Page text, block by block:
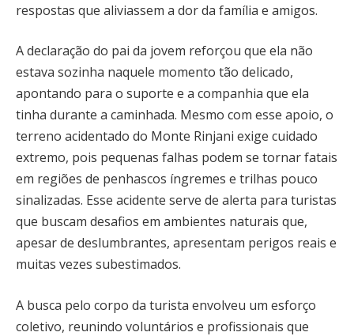
respostas que aliviassem a dor da família e amigos.
A declaração do pai da jovem reforçou que ela não
estava sozinha naquele momento tão delicado,
apontando para o suporte e a companhia que ela
tinha durante a caminhada. Mesmo com esse apoio, o
terreno acidentado do Monte Rinjani exige cuidado
extremo, pois pequenas falhas podem se tornar fatais
em regiões de penhascos íngremes e trilhas pouco
sinalizadas. Esse acidente serve de alerta para turistas
que buscam desafios em ambientes naturais que,
apesar de deslumbrantes, apresentam perigos reais e
muitas vezes subestimados.
A busca pelo corpo da turista envolveu um esforço
coletivo, reunindo voluntários e profissionais que